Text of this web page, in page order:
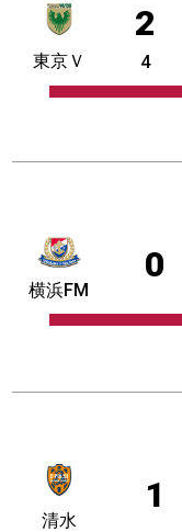
2
東京Ｖ 4
0
横浜FM
1
清水